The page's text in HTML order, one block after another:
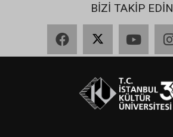
BİZİ TAKİP EDİN